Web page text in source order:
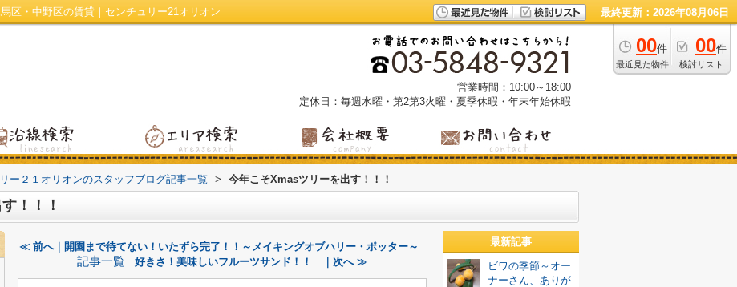
区・中野区の賃貸｜センチュリー21オリオン 最終更新：2026年08月06日
00件
最近見た物件
00件
検討リスト
営業時間：10:00～18:00
定休日：毎週水曜・第2第3火曜・夏季休暇・年末年始休暇
ー２１オリオンのスタッフブログ記事一覧 > 今年こそXmasツリーを出す！！！
！！！
≪ 前へ｜開園まで待てない！いたずら完了！！～メイキングオブハリー・ポッター～
記事一覧 好きさ！美味しいフルーツサンド！！ ｜次へ ≫
最新記事
ビワの季節～オー
ナーさん、ありが